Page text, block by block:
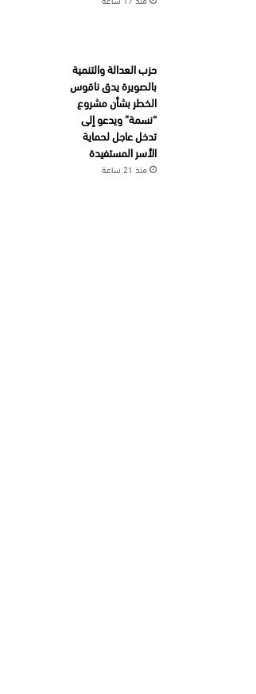
حزب العدالة والتنمية
بالصويرة يدق ناقوس
الخطر بشأن مشروع
“نسمة” ويدعو إلى
تدخل عاجل لحماية
الأسر المستفيدة
منذ 21 ساعة